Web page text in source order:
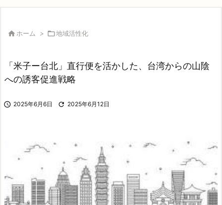
 ホーム > 地域活性化
「米子ー台北」直行便を活かした、台湾からの山陰
への誘客促進戦略
 2025年6月6日  2025年6月12日